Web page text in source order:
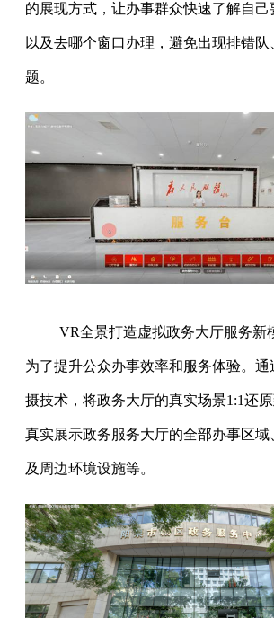
的展现方式，让办事群众快速了解自己
以及去哪个窗口办理，避免出现排错队
题。
VR全景打造虚拟政务大厅服务新
为了提升公众办事效率和服务体验。
摄技术，将政务大厅的真实场景1:1还
真实展示政务服务大厅的全部办事区域
及周边环境设施等。